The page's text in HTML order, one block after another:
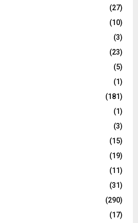
(27)
(10)
(3)
(23)
(5)
(1)
(181)
(1)
(3)
(15)
(19)
(11)
(31)
(290)
(17)